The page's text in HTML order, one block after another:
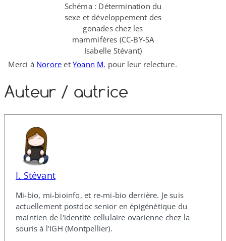
Schéma : Détermination du
sexe et développement des
gonades chez les
mammifères (CC-​BY-​SA
Isabelle Stévant)
Merci à Norore etYoann M. pour leur relecture.
Auteur /​ autrice
I. Stévant
Mi-​bio, mi-​bioinfo, et re-​mi-​bio derrière. Je suis
actuellement postdoc senior en épigénétique du
maintien de l'identité cellulaire ovarienne chez la
souris à l'IGH (Montpellier).